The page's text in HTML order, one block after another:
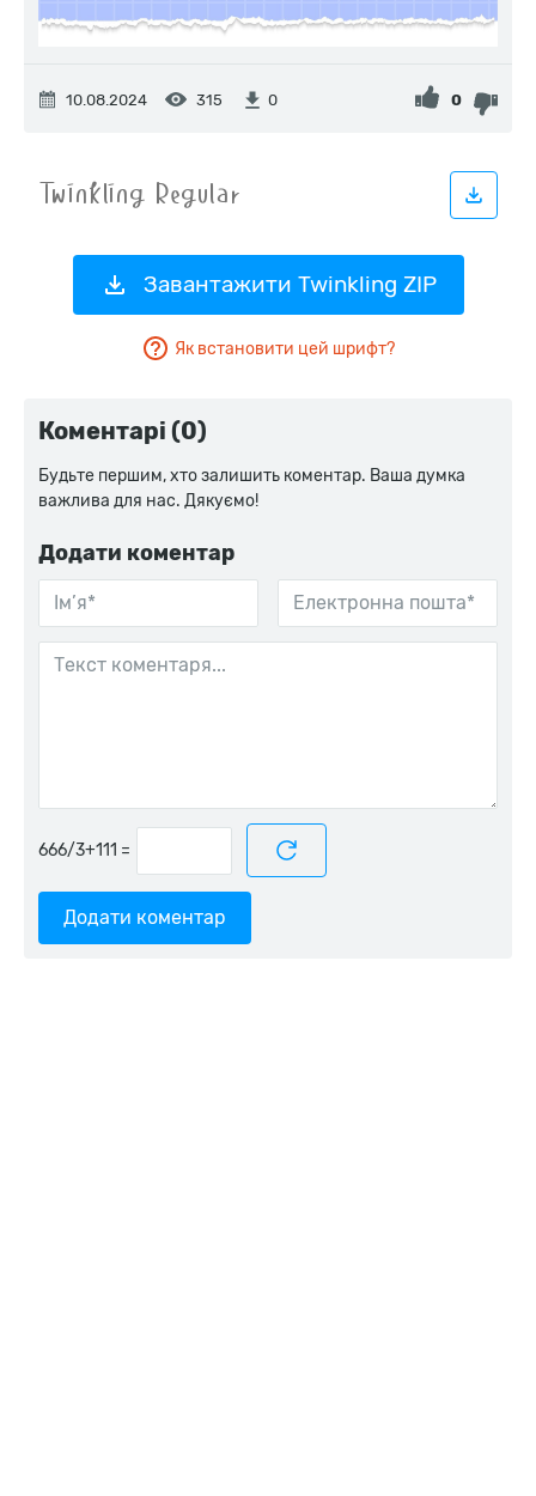
10.08.2024 315 0 0
Завантажити Twinkling ZIP
Як встановити цей шрифт?
Коментарі (0)
Будьте першим, хто залишить коментар. Ваша думка
важлива для нас. Дякуємо!
Додати коментар
=
Додати коментар